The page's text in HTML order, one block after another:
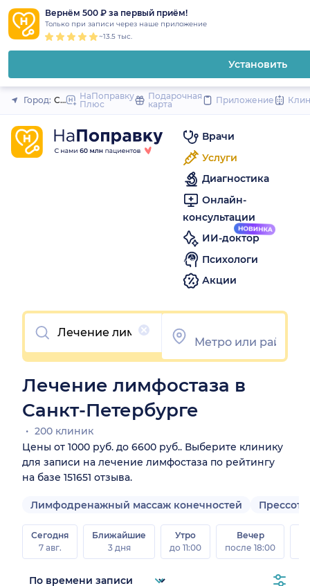
Вернём 500 ₽ за первый приём!
Только при записи через наше приложение
~13.5 тыс.
Установить
Закрыть
Город: Санкт-Петербург
НаПоправку
Плюс
Подарочная
карта
Приложение
Врачи
Услуги
Диагностика
Онлайн-
консультации
ИИ-доктор
Психологи
Акции
Очистить
Лечение лимфостаза в
Санкт-Петербурге
200 клиник
Цены от 1000 руб. до 6600 руб.. Выберите клинику
для записи на лечение лимфостаза по рейтингу
на базе 151651 отзыва.
Лимфодренажный массаж конечностей
Сегодня
7 авг.
Ближайшие
3 дня
Утро
до 11:00
Вечер
после 18:00